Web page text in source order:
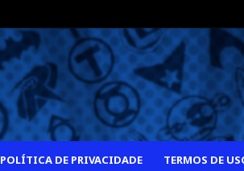
POLÍTICA DE PRIVACIDADE TERMOS DE